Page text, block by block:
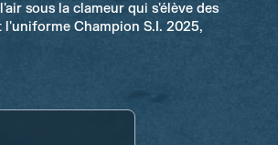
sous la clameur qui s'élève des
Champion S.I. 2025,